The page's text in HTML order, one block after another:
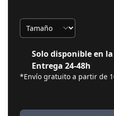
Tamaño
Solo disponible en
Entrega 24-48h
*Envío gratuito a partir de